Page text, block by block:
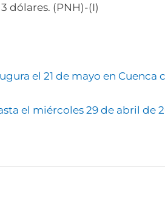
dólares. (PNH)-(I)
el 21 de mayo en Cuenca
el miércoles 29 de abril de